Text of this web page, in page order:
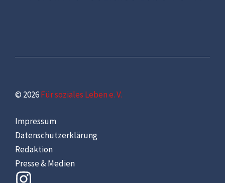
© 2026Für soziales Leben e. V.
Impressum
Datenschutzerklärung
Redaktion
Presse & Medien